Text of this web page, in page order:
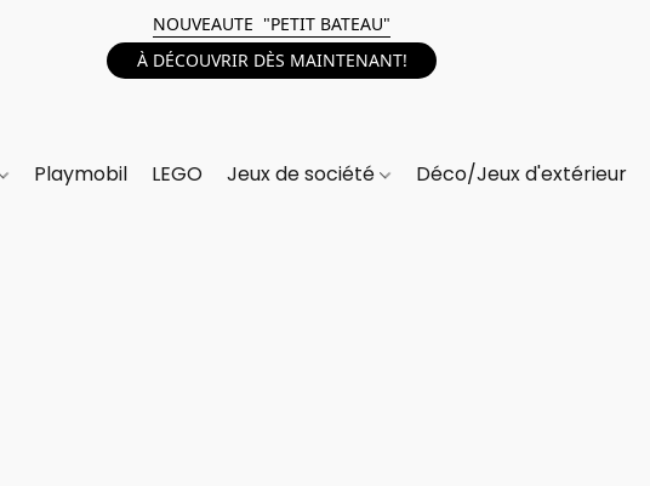
NOUVEAUTE "PETIT BATEAU"
À DÉCOUVRIR DÈS MAINTENANT!
Playmobil LEGO Jeux de société Déco/Jeux d'extérieur